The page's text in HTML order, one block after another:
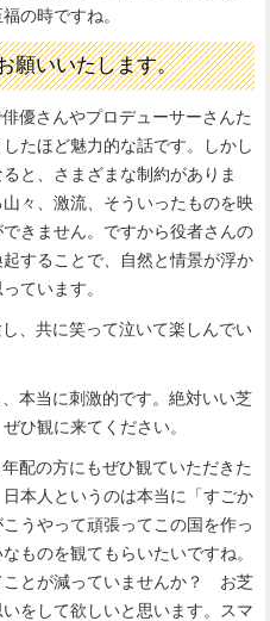
の時ですね。
願いいたします。
さんやプロデューサーさんた
たほど魅力的な話です。しかし
と、さまざまな制約がありま
々、激流、そういったものを映
きません。ですから役者さんの
することで、自然と情景が浮か
ています。
、共に笑って泣いて楽しんでい
本当に刺激的です。絶対いい芝
ひ観に来てください。
配の方にもぜひ観ていただきた
本人というのは本当に「すごか
うやって頑張ってこの国を作っ
ものを観てもらいたいですね。
ことが減っていませんか？ お芝
をして欲しいと思います。スマ